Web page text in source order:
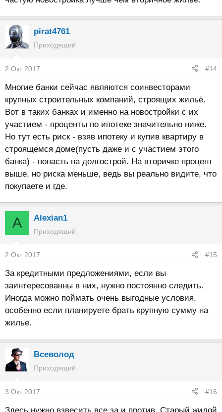
pirat4761
Приходящий
2 Окт 2017 #14
Многие банки сейчас являются соинвесторами
крупных строительных компаний, строящих жильё.
Вот в таких банках и именно на новостройки с их
участием - проценты по ипотеке значительно ниже.
Но тут есть риск - взяв ипотеку и купив квартиру в
строящемся доме(пусть даже и с участием этого
банка) - попасть на долгострой. На вторичке процент
выше, но риска меньше, ведь вы реально видите, что
покупаете и где.
A Alexian1
Приходящий
2 Окт 2017 #15
За кредитными предложениями, если вы
заинтересованны в них, нужно постоянно следить.
Иногда можно поймать очень выгодные условия,
особенно если планируете брать крупную сумму на
жилье.
Всеволод
Приходящий
3 Окт 2017 #16
Здесь нужно взвесить все за и против. Старый жилой